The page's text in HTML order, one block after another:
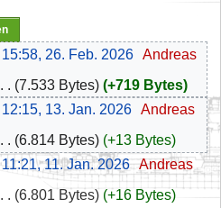
15:58, 26. Feb. 2026‎ Andreas
7.533 Bytes
+719 Bytes
12:15, 13. Jan. 2026‎ Andreas
6.814 Bytes
+13 Bytes
11:21, 11. Jan. 2026‎ Andreas
6.801 Bytes
+16 Bytes